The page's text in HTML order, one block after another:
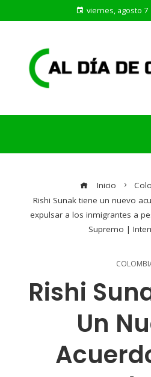
viernes, agosto 7
Inicio
Rishi Sunak tiene un nuevo
expulsar a los inmigrantes a
Supremo |
Rishi
Un